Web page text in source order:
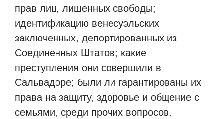
прав лиц, лишенных свободы;
идентификацию венесуэльских
заключенных, депортированных из
Соединенных Штатов; какие
преступления они совершили в
Сальвадоре; были ли гарантированы их
права на защиту, здоровье и общение с
семьями, среди прочих вопросов.